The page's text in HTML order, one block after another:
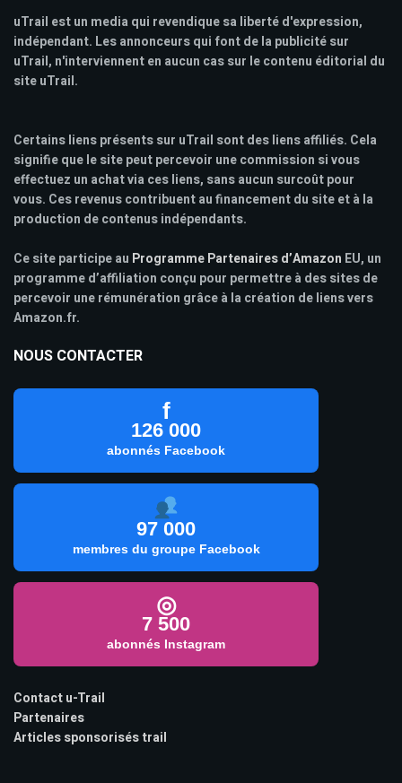
uTrail est un media qui revendique sa liberté d'expression,
indépendant. Les annonceurs qui font de la publicité sur
uTrail, n'interviennent en aucun cas sur le contenu éditorial du
site uTrail.
Certains liens présents sur uTrail sont des liens affiliés. Cela
signifie que le site peut percevoir une commission si vous
effectuez un achat via ces liens, sans aucun surcoût pour
vous. Ces revenus contribuent au financement du site et à la
production de contenus indépendants.
Ce site participe au Programme Partenaires d’Amazon EU, un
programme d’affiliation conçu pour permettre à des sites de
percevoir une rémunération grâce à la création de liens vers
Amazon.fr.
NOUS CONTACTER
f
126 000
abonnés Facebook
97 000
membres du groupe Facebook
◎
7 500
abonnés Instagram
Contact u-Trail
Partenaires
Articles sponsorisés trail